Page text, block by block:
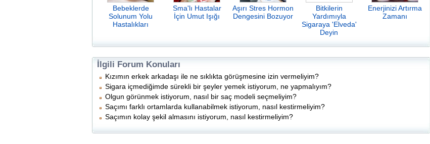
Bebeklerde
Solunum Yolu
Hastalıkları
Sma'lı Hastalar
İçin Umut Işığı
Aşırı Stres Hormon
Dengesini Bozuyor
Bitkilerin
Yardımıyla
Sigaraya 'Elveda'
Deyin
Enerjinizi Artırma
Zamanı
İlgili Forum Konuları
Kızımın erkek arkadaşı ile ne sıklıkta görüşmesine izin vermeliyim?
Sigara içmediğimde sürekli bir şeyler yemek istiyorum, ne yapmalıyım?
Olgun görünmek istiyorum, nasıl bir saç modeli seçmeliyim?
Saçımı farklı ortamlarda kullanabilmek istiyorum, nasıl kestirmeliyim?
Saçımın kolay şekil almasını istiyorum, nasıl kestirmeliyim?